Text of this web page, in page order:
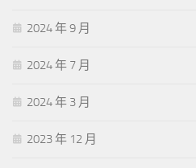
2024 年 9 月
2024 年 7 月
2024 年 3 月
2023 年 12 月